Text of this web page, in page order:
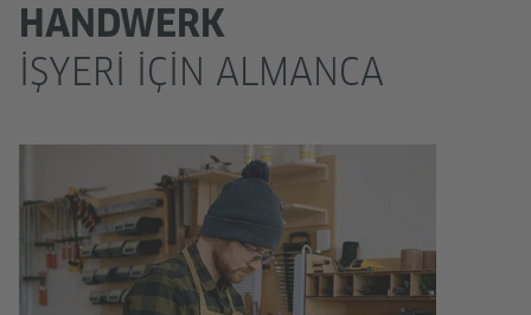
HANDWERK
İŞYERI IÇIN ALMANCA